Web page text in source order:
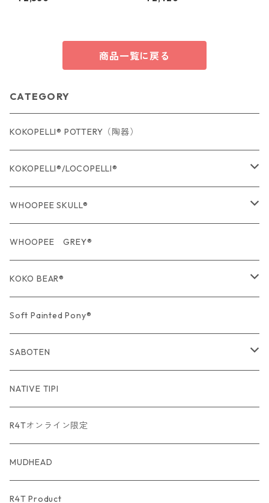
商品一覧に戻る
CATEGORY
KOKOPELLI® POTTERY（陶器）
KOKOPELLI®/LOCOPELLI®
USA Fabric series数量限定
期間限定商品
WHOOPEE SKULL®
USA Fabric series数量限定
期間限定商品
WHOOPEE GREY®
KOKO BEAR®
USA Fabric series数量限定
Soft Painted Pony®
SABOTEN
USA Fabric series数量限定
NATIVE TIPI
R4Tオンライン限定
MUDHEAD
R4T Product